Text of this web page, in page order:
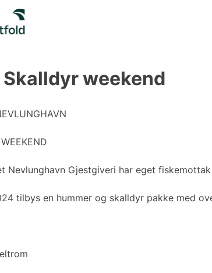
weekend
Nevlunghavn Gjestgiveri har eget
tilbys en hummer og skalldyr pakke med